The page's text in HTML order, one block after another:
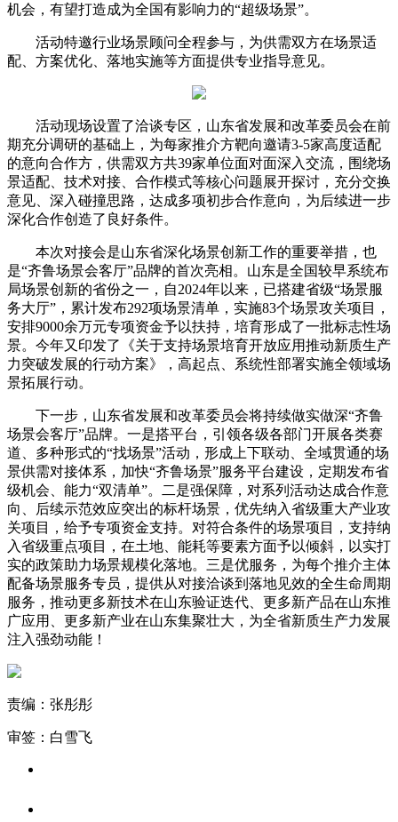
机会，有望打造成为全国有影响力的“超级场景”。
活动特邀行业场景顾问全程参与，为供需双方在场景适
配、方案优化、落地实施等方面提供专业指导意见。
活动现场设置了洽谈专区，山东省发展和改革委员会在前
期充分调研的基础上，为每家推介方靶向邀请3-5家高度适配
的意向合作方，供需双方共39家单位面对面深入交流，围绕场
景适配、技术对接、合作模式等核心问题展开探讨，充分交换
意见、深入碰撞思路，达成多项初步合作意向，为后续进一步
深化合作创造了良好条件。
本次对接会是山东省深化场景创新工作的重要举措，也
是“齐鲁场景会客厅”品牌的首次亮相。山东是全国较早系统布
局场景创新的省份之一，自2024年以来，已搭建省级“场景服
务大厅”，累计发布292项场景清单，实施83个场景攻关项目，
安排9000余万元专项资金予以扶持，培育形成了一批标志性场
景。今年又印发了《关于支持场景培育开放应用推动新质生产
力突破发展的行动方案》，高起点、系统性部署实施全领域场
景拓展行动。
下一步，山东省发展和改革委员会将持续做实做深“齐鲁
场景会客厅”品牌。一是搭平台，引领各级各部门开展各类赛
道、多种形式的“找场景”活动，形成上下联动、全域贯通的场
景供需对接体系，加快“齐鲁场景”服务平台建设，定期发布省
级机会、能力“双清单”。二是强保障，对系列活动达成合作意
向、后续示范效应突出的标杆场景，优先纳入省级重大产业攻
关项目，给予专项资金支持。对符合条件的场景项目，支持纳
入省级重点项目，在土地、能耗等要素方面予以倾斜，以实打
实的政策助力场景规模化落地。三是优服务，为每个推介主体
配备场景服务专员，提供从对接洽谈到落地见效的全生命周期
服务，推动更多新技术在山东验证迭代、更多新产品在山东推
广应用、更多新产业在山东集聚壮大，为全省新质生产力发展
注入强劲动能！
责编：张彤彤
审签：白雪飞